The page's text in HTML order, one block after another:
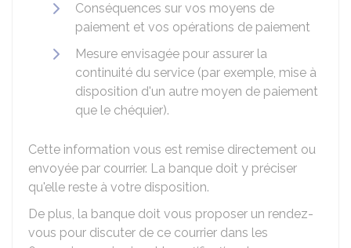
Conséquences sur vos moyens de
paiement et vos opérations de paiement
Mesure envisagée pour assurer la
continuité du service (par exemple, mise à
disposition d'un autre moyen de paiement
que le chéquier).
Cette information vous est remise directement ou
envoyée par courrier. La banque doit y préciser
qu'elle reste à votre disposition.
De plus, la banque doit vous proposer un rendez-
vous pour discuter de ce courrier dans les